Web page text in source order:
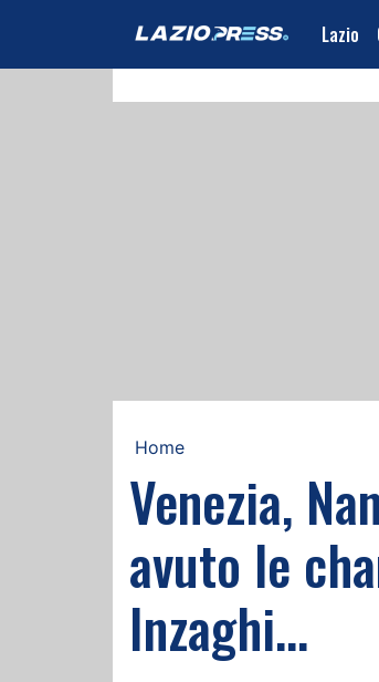
Lazio
Home
Venezia,
avuto le
Inzaghi...